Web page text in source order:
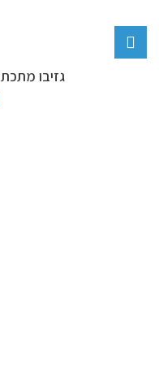
גזיבו מתכת 3×4.5 מטר -ממותג